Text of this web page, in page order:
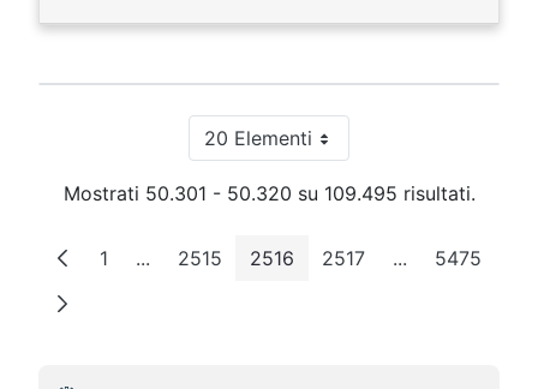
20 ElementiPer pagina
Mostrati 50.301 - 50.320 su 109.495 risultati.
Pagina
1 ...Pagine intermedie
Pagina
2515 Pagina
2516 Pagina
2517 ...PaginePagina
5475